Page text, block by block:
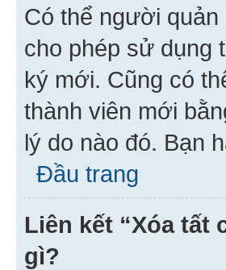
Có thể người quản
cho phép sử dụng
ký mới. Cũng có
thành viên mới
lý do nào đó. Bạn
Đầu trang
Liên kết “Xóa tất
gì?